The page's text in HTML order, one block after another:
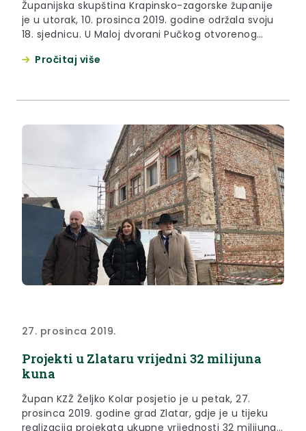
Županijska skupština Krapinsko-zagorske županije
je u utorak, 10. prosinca 2019. godine održala svoju
18. sjednicu. U Maloj dvorani Pučkog otvorenog
Skupštine na čelu s predsjednicom Vlastom
Pročitaj više
27. prosinca 2019.
Projekti u Zlataru vrijedni 32 milijuna
kuna
Župan KZŽ Željko Kolar posjetio je u petak, 27.
prosinca 2019. godine grad Zlatar, gdje je u tijeku
realizacija projekata ukupne vrijednosti 32 milijuna